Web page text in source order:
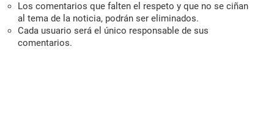
Los comentarios que falten el respeto y que no se ciñan
al tema de la noticia, podrán ser eliminados.
Cada usuario será el único responsable de sus
comentarios.